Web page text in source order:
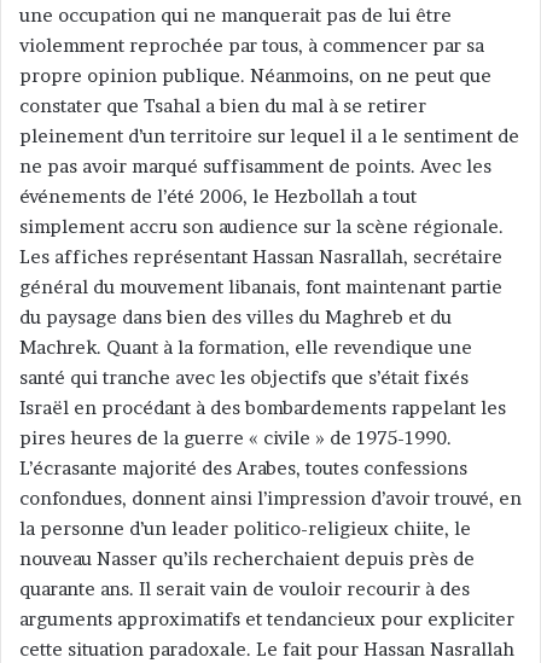
une occupation qui ne manquerait pas de lui être
violemment reprochée par tous, à commencer par sa
propre opinion publique. Néanmoins, on ne peut que
constater que Tsahal a bien du mal à se retirer
pleinement d’un territoire sur lequel il a le sentiment de
ne pas avoir marqué suffisamment de points. Avec les
événements de l’été 2006, le Hezbollah a tout
simplement accru son audience sur la scène régionale.
Les affiches représentant Hassan Nasrallah, secrétaire
général du mouvement libanais, font maintenant partie
du paysage dans bien des villes du Maghreb et du
Machrek. Quant à la formation, elle revendique une
santé qui tranche avec les objectifs que s’était fixés
Israël en procédant à des bombardements rappelant les
pires heures de la guerre « civile » de 1975-1990.
L’écrasante majorité des Arabes, toutes confessions
confondues, donnent ainsi l’impression d’avoir trouvé, en
la personne d’un leader politico-religieux chiite, le
nouveau Nasser qu’ils recherchaient depuis près de
quarante ans. Il serait vain de vouloir recourir à des
arguments approximatifs et tendancieux pour expliciter
cette situation paradoxale. Le fait pour Hassan Nasrallah